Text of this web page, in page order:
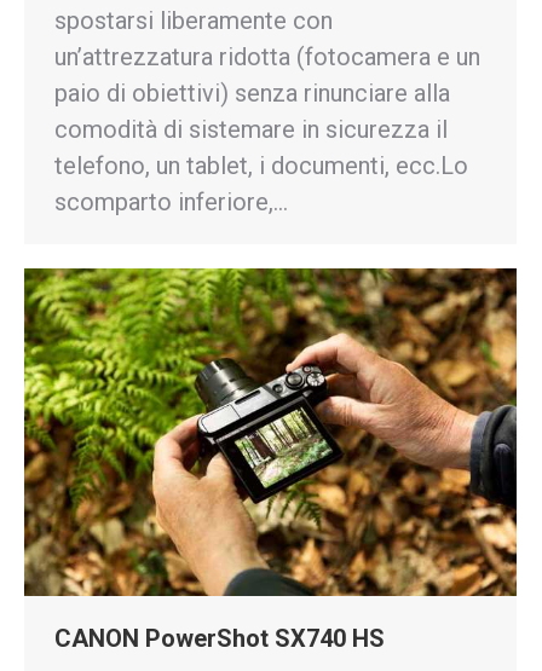
spostarsi liberamente con
un’attrezzatura ridotta (fotocamera e un
paio di obiettivi) senza rinunciare alla
comodità di sistemare in sicurezza il
telefono, un tablet, i documenti, ecc.Lo
scomparto inferiore,…
CANON PowerShot SX740 HS